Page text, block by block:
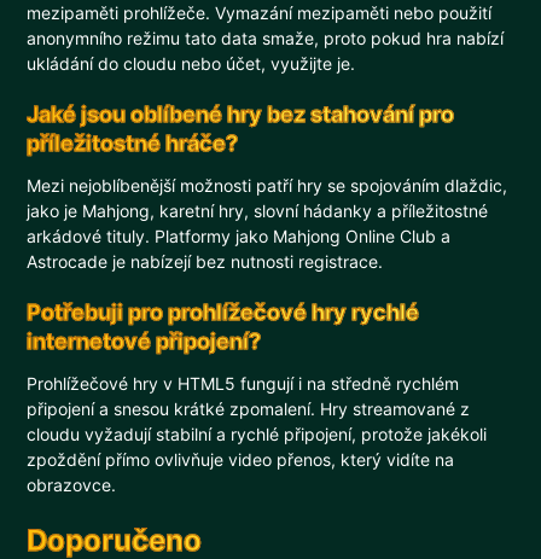
mezipaměti prohlížeče. Vymazání mezipaměti nebo použití
anonymního režimu tato data smaže, proto pokud hra nabízí
ukládání do cloudu nebo účet, využijte je.
Jaké jsou oblíbené hry bez stahování pro
příležitostné hráče?
Mezi nejoblíbenější možnosti patří hry se spojováním dlaždic,
jako je Mahjong, karetní hry, slovní hádanky a příležitostné
arkádové tituly. Platformy jako Mahjong Online Club a
Astrocade je nabízejí bez nutnosti registrace.
Potřebuji pro prohlížečové hry rychlé
internetové připojení?
Prohlížečové hry v HTML5 fungují i na středně rychlém
připojení a snesou krátké zpomalení. Hry streamované z
cloudu vyžadují stabilní a rychlé připojení, protože jakékoli
zpoždění přímo ovlivňuje video přenos, který vidíte na
obrazovce.
Doporučeno